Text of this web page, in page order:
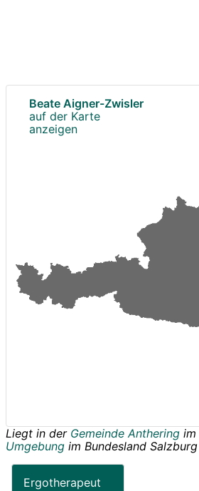
Beate Aigner-Zwisler
auf der Karte
anzeigen
Liegt in der Gemeinde Anthering im
Umgebung im Bundesland Salzburg
Ergotherapeut